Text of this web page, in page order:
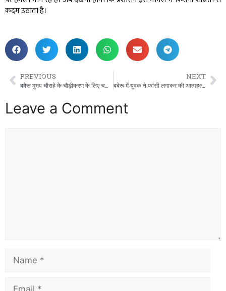
कदम उठाता है।
PREVIOUS
बबेरू मुख्य चौराहे के चौड़ीकरण के लिए चला बुलडोजर: कई दुकानें-मकान ध्वस्त।
NEXT
बबेरू में युवक ने फांसी लगाकर की आत्महत्या, पुलिस जांच में जुटी
Leave a Comment